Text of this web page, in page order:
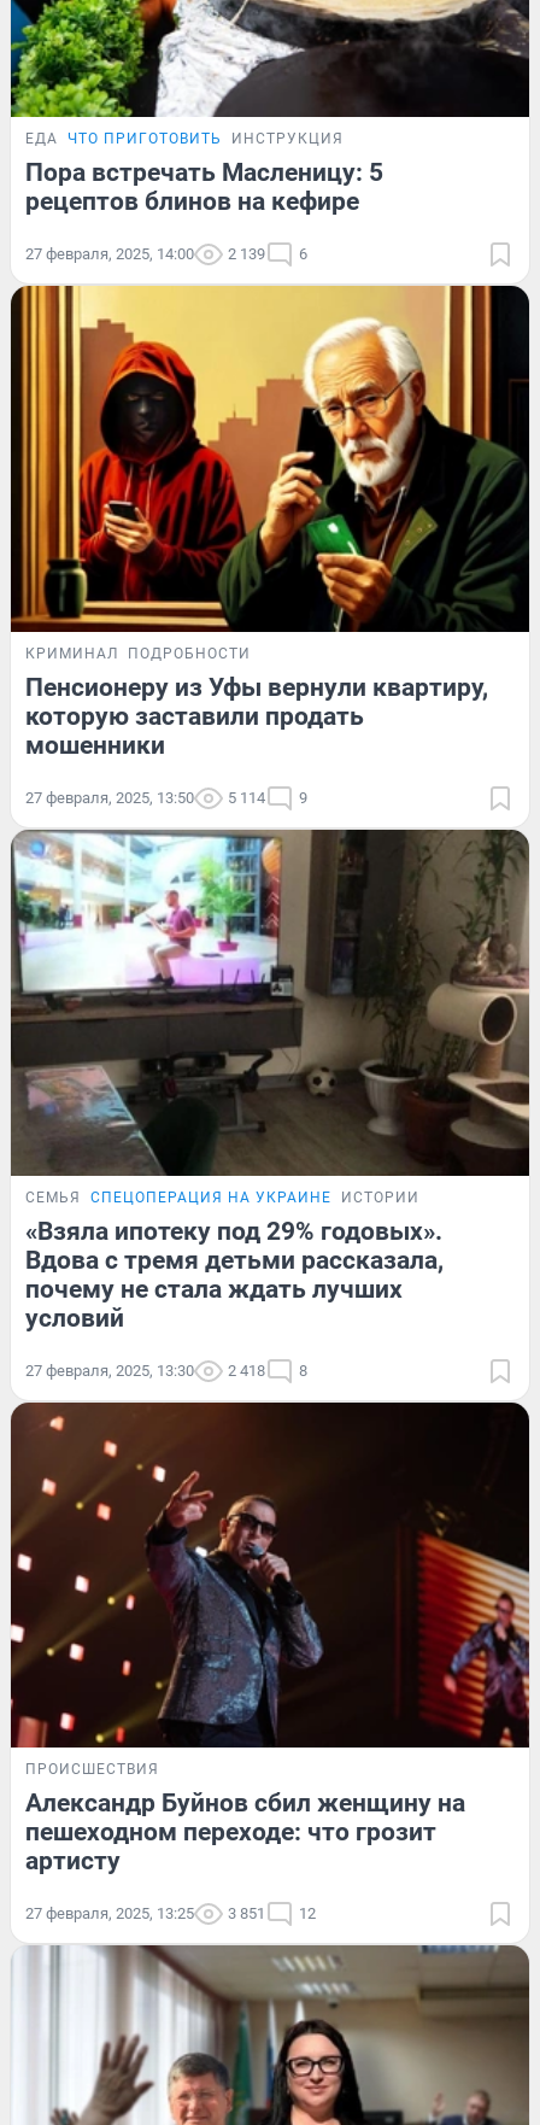
ЕДА ЧТО ПРИГОТОВИТЬ ИНСТРУКЦИЯ
Пора встречать Масленицу: 5
рецептов блинов на кефире
27 февраля, 2025, 14:00 2 139 6
КРИМИНАЛ ПОДРОБНОСТИ
Пенсионеру из Уфы вернули квартиру,
которую заставили продать
мошенники
27 февраля, 2025, 13:50 5 114 9
СЕМЬЯ СПЕЦОПЕРАЦИЯ НА УКРАИНЕ ИСТОРИИ
«Взяла ипотеку под 29% годовых».
Вдова с тремя детьми рассказала,
почему не стала ждать лучших
условий
27 февраля, 2025, 13:30 2 418 8
ПРОИСШЕСТВИЯ
Александр Буйнов сбил женщину на
пешеходном переходе: что грозит
артисту
27 февраля, 2025, 13:25 3 851 12